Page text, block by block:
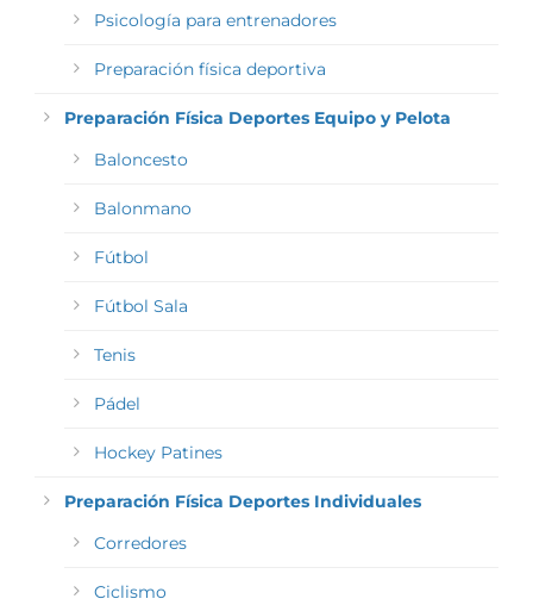
Psicología para entrenadores
Preparación física deportiva
Preparación Física Deportes Equipo y Pelota
Baloncesto
Balonmano
Fútbol
Fútbol Sala
Tenis
Pádel
Hockey Patines
Preparación Física Deportes Individuales
Corredores
Ciclismo